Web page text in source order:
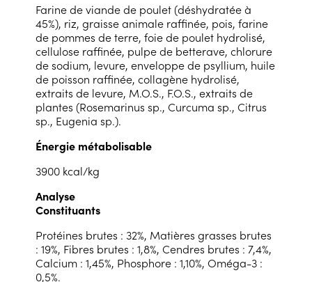
Farine de viande de poulet (déshydratée à
45%), riz, graisse animale raffinée, pois, farine
de pommes de terre, foie de poulet hydrolisé,
cellulose raffinée, pulpe de betterave, chlorure
de sodium, levure, enveloppe de psyllium, huile
de poisson raffinée, collagène hydrolisé,
extraits de levure, M.O.S., F.O.S., extraits de
plantes (Rosemarinus sp., Curcuma sp., Citrus
sp., Eugenia sp.).
Énergie métabolisable
3900 kcal/kg
Analyse
Constituants
Protéines brutes : 32%, Matières grasses brutes
: 19%, Fibres brutes : 1,8%, Cendres brutes : 7,4%,
Calcium : 1,45%, Phosphore : 1,10%, Oméga-3 :
0,5%.